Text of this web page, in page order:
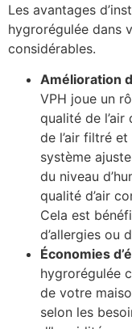
Les avantages
hygrorégulée dans
considérables.
Amélioration
VPH joue un
qualité de
de l’air filtré
système
du niveau
qualité d’air
Cela est
d’allergies ou
Économies
hygrorégulée
de votre
selon les